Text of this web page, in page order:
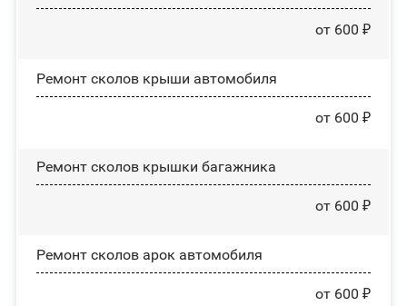
от 600 ₽
Ремонт сколов крыши автомобиля
от 600 ₽
Ремонт сколов крышки багажника
от 600 ₽
Ремонт сколов арок автомобиля
от 600 ₽